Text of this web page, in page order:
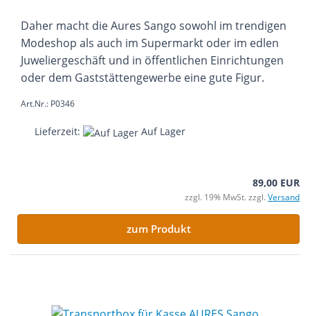
Daher macht die Aures Sango sowohl im trendigen
Modeshop als auch im Supermarkt oder im edlen
Juweliergeschäft und in öffentlichen Einrichtungen
oder dem Gaststättengewerbe eine gute Figur.
Art.Nr.: P0346
Lieferzeit: Auf Lager
89,00 EUR
zzgl. 19% MwSt. zzgl. Versand
zum Produkt